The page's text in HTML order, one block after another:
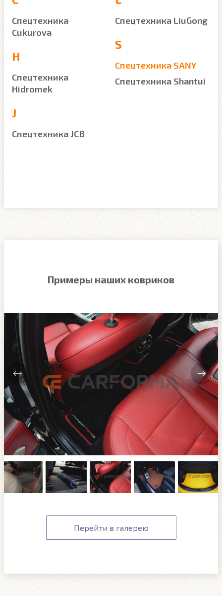
Спецтехника
Cukurova
H
Спецтехника
Hidromek
J
Спецтехника JCB
Спецтехника LiuGong
S
Спецтехника SANY
Спецтехника Shantui
Примеры наших ковриков
Перейти в галерею